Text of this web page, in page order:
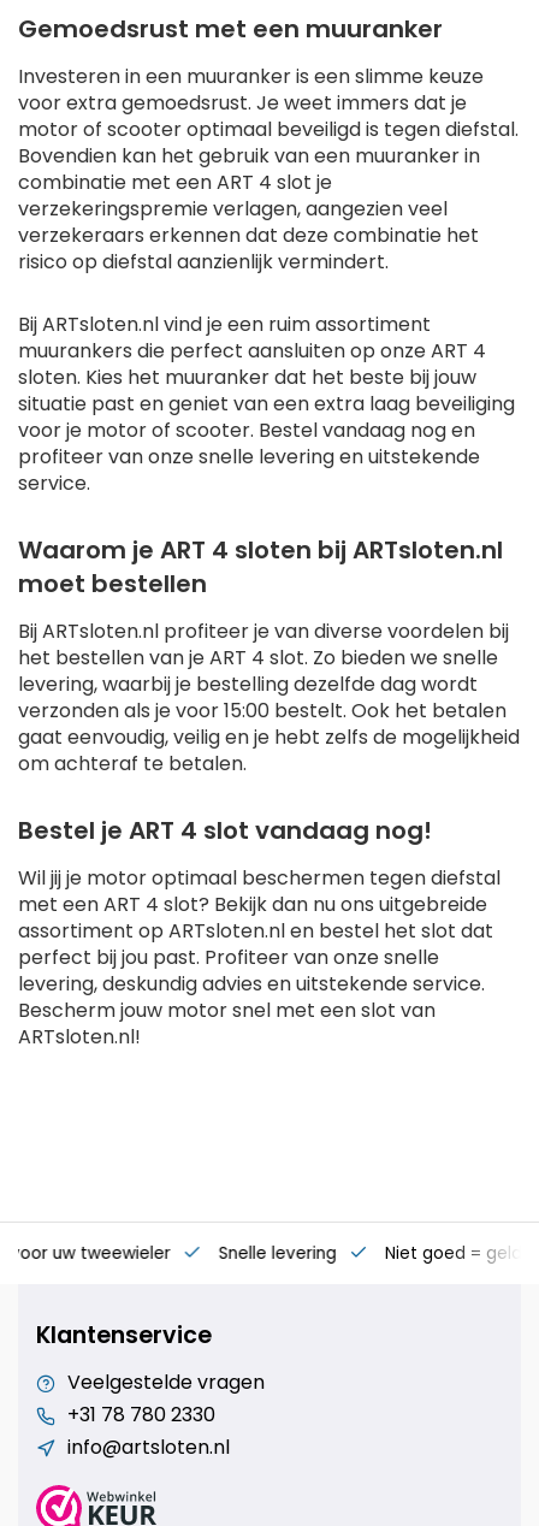
Gemoedsrust met een muuranker
Investeren in een muuranker is een slimme keuze
voor extra gemoedsrust. Je weet immers dat je
motor of scooter optimaal beveiligd is tegen diefstal.
Bovendien kan het gebruik van een muuranker in
combinatie met een ART 4 slot je
verzekeringspremie verlagen, aangezien veel
verzekeraars erkennen dat deze combinatie het
risico op diefstal aanzienlijk vermindert.
Bij ARTsloten.nl vind je een ruim assortiment
muurankers die perfect aansluiten op onze ART 4
sloten. Kies het muuranker dat het beste bij jouw
situatie past en geniet van een extra laag beveiliging
voor je motor of scooter. Bestel vandaag nog en
profiteer van onze snelle levering en uitstekende
service.
Waarom je ART 4 sloten bij ARTsloten.nl
moet bestellen
Bij ARTsloten.nl profiteer je van diverse voordelen bij
het bestellen van je ART 4 slot. Zo bieden we snelle
levering, waarbij je bestelling dezelfde dag wordt
verzonden als je voor 15:00 bestelt. Ook het betalen
gaat eenvoudig, veilig en je hebt zelfs de mogelijkheid
om achteraf te betalen.
Bestel je ART 4 slot vandaag nog!
Wil jij je motor optimaal beschermen tegen diefstal
met een ART 4 slot? Bekijk dan nu ons uitgebreide
assortiment op ARTsloten.nl en bestel het slot dat
perfect bij jou past. Profiteer van onze snelle
levering, deskundig advies en uitstekende service.
Bescherm jouw motor snel met een slot van
ARTsloten.nl!
voor uw tweewieler Snelle levering Niet goed = geld
Klantenservice
Veelgestelde vragen
+31 78 780 2330
info@artsloten.nl